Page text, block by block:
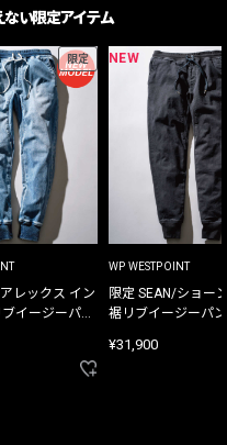
い限定アイテム
限定
レックス イン
イージーパン
NEW
WP WESTPOINT
限定 SEAN/ショー
裾リブイージーパ
¥31,900